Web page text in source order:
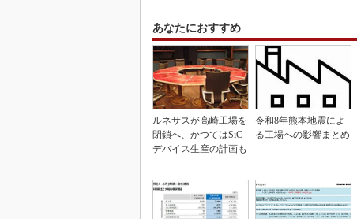
あなたにおすすめ
ルネサスが高崎工場を
閉鎖へ、かつてはSiC
デバイス生産の計画も
令和8年熊本地震によ
る工場への影響まとめ